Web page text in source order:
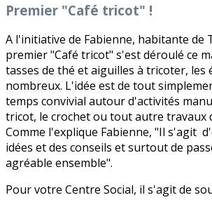
Premier "Café tricot" !
A l'initiative de Fabienne, habitante de
premier "Café tricot" s'est déroulé ce
tasses de thé et aiguilles à tricoter, les
nombreux. L'idée est de tout
temps convivial autour d'activités
tricot, le crochet ou tout autre travaux
Comme l'explique Fabienne, "Il s'agit
idées et des conseils et surtout de
agréable ensemble".
Pour votre Centre Social, il s'agit de